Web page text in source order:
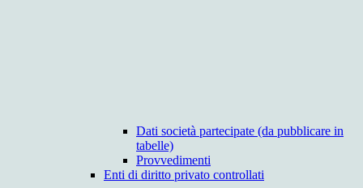
Dati società partecipate (da pubblicare in
tabelle)
Provvedimenti
Enti di diritto privato controllati